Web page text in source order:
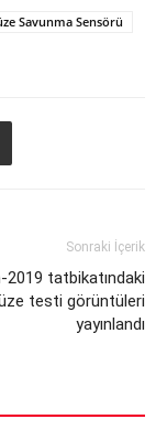
Savunma Sensörü
Sonraki İçerik
2019 tatbikatındaki
testi görüntüleri
yayınlandı